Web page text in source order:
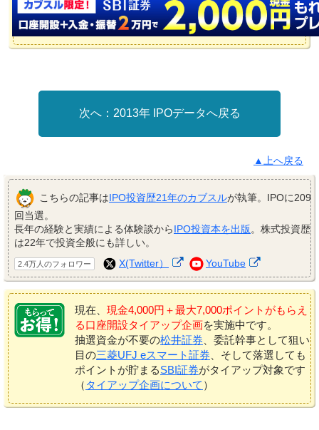
2013年 IPOデータへ戻る
▲上へ戻る
こちらの記事はIPO投資歴21年のカブスルが執筆。IPOに209
回当選。
長年の経験と実績による体験談からIPO投資本を出版。株式投資歴
は22年で投資全般にも詳しい。
2.4万人のフォロワー X(Twitter） YouTube
現在、 現金4,000円＋最大7,000ポイントがもらえ
る口座開設タイアップ企画を実施中です。
抽選資金が不要の松井証券、委託幹事として狙い
目の三菱UFJ eスマート証券、そして落選しても
ポイントが貯まるSBI証券がタイアップ対象です
（ タイアップ企画について ）